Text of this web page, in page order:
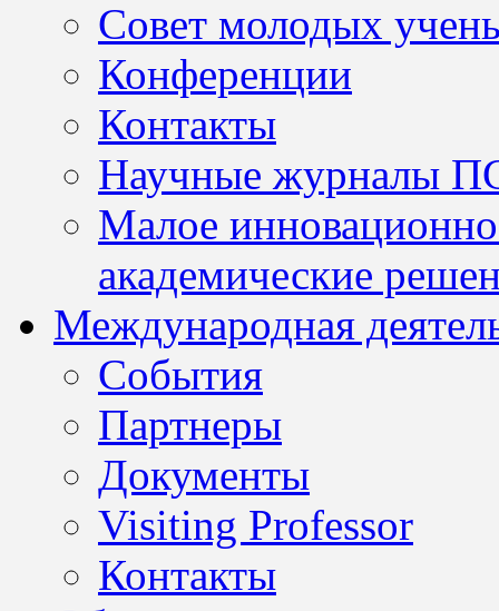
Совет молодых
Конференции
Контакты
Научные журналы
Малое
академические
Международная
События
Партнеры
Документы
Visiting Professor
Контакты